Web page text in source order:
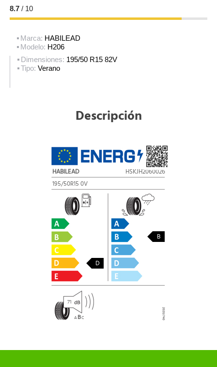
8.7 / 10
Marca: HABILEAD
Modelo: H206
Dimensiones: 195/50 R15 82V
Tipo: Verano
Descripción
HABILEAD
HSKJH2060026
195/50R15 0V
D
B
71
A BC